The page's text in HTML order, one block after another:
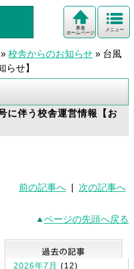
メニュー
東進
ホームページ
» 校舎からのお知らせ » 台風
らせ】
伴う校舎運営情報【お
前の記事へ 次の記事へ
ページの先頭へ戻る
最新記事一覧
2026年7月 (12)